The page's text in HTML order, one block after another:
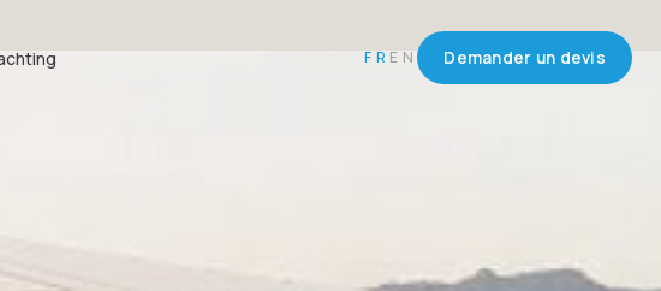
FR EN Demander un devis